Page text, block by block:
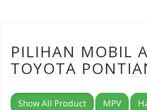
PILIHAN MOBIL
TOYOTA
Show All Product MPV